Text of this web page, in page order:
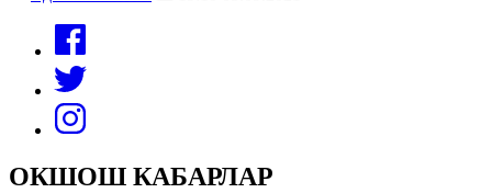
ОКШОШ КАБАРЛАР